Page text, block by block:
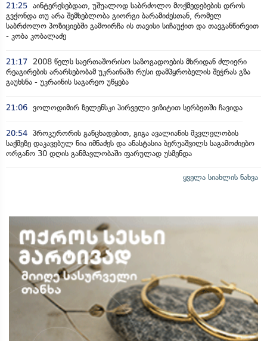
21:25 აინტერესებდათ, უშუალოდ საბრძოლო მოქმედებების დროს
გვქონდა თუ არა შემხებლობა გიორგი ბარამიძესთან, რომელ
საბრძოლო პოზიციებში გამოირჩა ის თავისი სიჩაუქით და თავგანწირვით
- კობა კობალაძე
21:17
2008 წელს საერთაშორისო საზოგადოების მხრიდან ძლიერი
რეაგირების არარსებობამ უკრაინაში რუსი დამპყრობელის შეჭრას გზა
გაუხსნა - უკრაინის საგარეო უწყება
21:06 ვოლოდიმირ ზელენსკი პირველი ვიზიტით სერბეთში ჩავიდა
20:54 პროკურორის განცხადებით, გიგა ავალიანის მკვლელობის
საქმეზე დაკავებულ ნია იმნაძეს და ანასტასია ბერუაშვილს საგამოძიებო
ორგანო 30 დღის განმავლობაში ფარულად უსმენდა
ყველა სიახლის ნახვა